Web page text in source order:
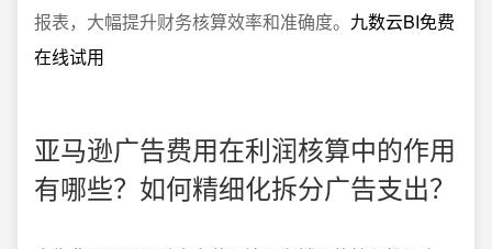
报表，大幅提升财务核算效率和准确度。 九数云BI免费
在线试用
亚马逊广告费用在利润核算中的作用
有哪些？如何精细化拆分广告支出？